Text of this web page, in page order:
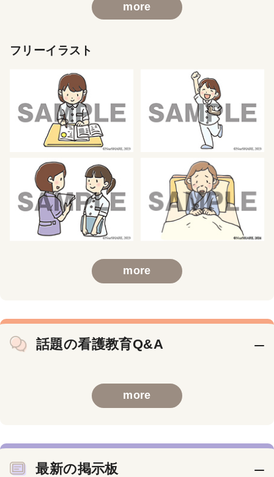
more
フリーイラスト
more
話題の看護教育Q&A
more
最新の掲示板